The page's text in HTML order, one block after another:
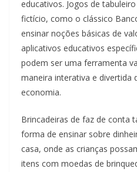
educativos. Jogos de
fictício, como o clássico
ensinar noções básicas de
aplicativos educativos
podem ser uma ferramenta
maneira interativa e divertida
economia.
Brincadeiras de faz de conta
forma de ensinar sobre
casa, onde as crianças
itens com moedas de